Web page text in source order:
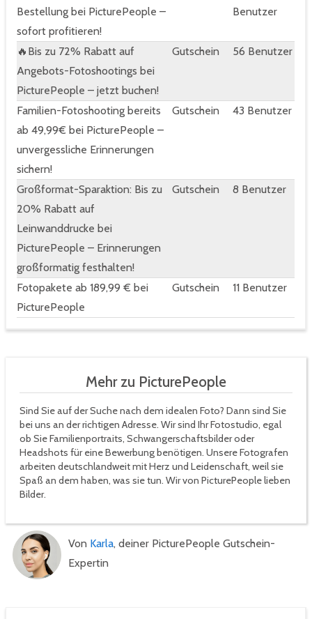
Bestellung bei PicturePeople –
sofort profitieren!
Benutzer
🔥Bis zu 72% Rabatt auf
Angebots-Fotoshootings bei
PicturePeople – jetzt buchen!
Gutschein 56 Benutzer
Familien-Fotoshooting bereits
ab 49,99€ bei PicturePeople –
unvergessliche Erinnerungen
sichern!
Gutschein 43 Benutzer
Großformat-Sparaktion: Bis zu
20% Rabatt auf
Leinwanddrucke bei
PicturePeople – Erinnerungen
großformatig festhalten!
Gutschein 8 Benutzer
Fotopakete ab 189,99 € bei
PicturePeople
Gutschein 11 Benutzer
Mehr zu PicturePeople
Sind Sie auf der Suche nach dem idealen Foto? Dann sind Sie
bei uns an der richtigen Adresse. Wir sind Ihr Fotostudio, egal
ob Sie Familienportraits, Schwangerschaftsbilder oder
Headshots für eine Bewerbung benötigen. Unsere Fotografen
arbeiten deutschlandweit mit Herz und Leidenschaft, weil sie
Spaß an dem haben, was sie tun. Wir von PicturePeople lieben
Bilder.
Von Karla, deiner PicturePeople Gutschein-
Expertin